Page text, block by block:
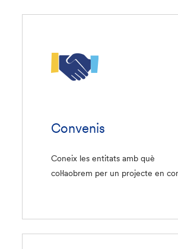
Convenis
Coneix les entitats amb què
col·laobrem per un projecte en